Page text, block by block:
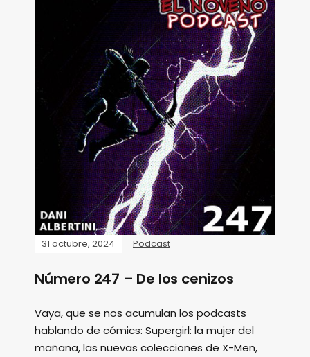
31 octubre, 2024 Podcast
Número 247 – De los cenizos
Vaya, que se nos acumulan los podcasts
hablando de cómics: Supergirl: la mujer del
mañana, las nuevas colecciones de X-Men,